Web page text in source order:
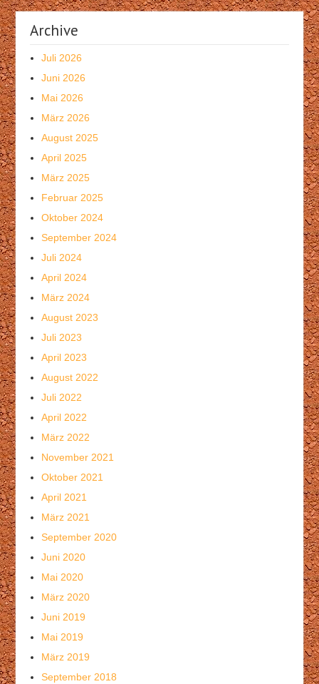
Archive
Juli 2026
Juni 2026
Mai 2026
März 2026
August 2025
April 2025
März 2025
Februar 2025
Oktober 2024
September 2024
Juli 2024
April 2024
März 2024
August 2023
Juli 2023
April 2023
August 2022
Juli 2022
April 2022
März 2022
November 2021
Oktober 2021
April 2021
März 2021
September 2020
Juni 2020
Mai 2020
März 2020
Juni 2019
Mai 2019
März 2019
September 2018